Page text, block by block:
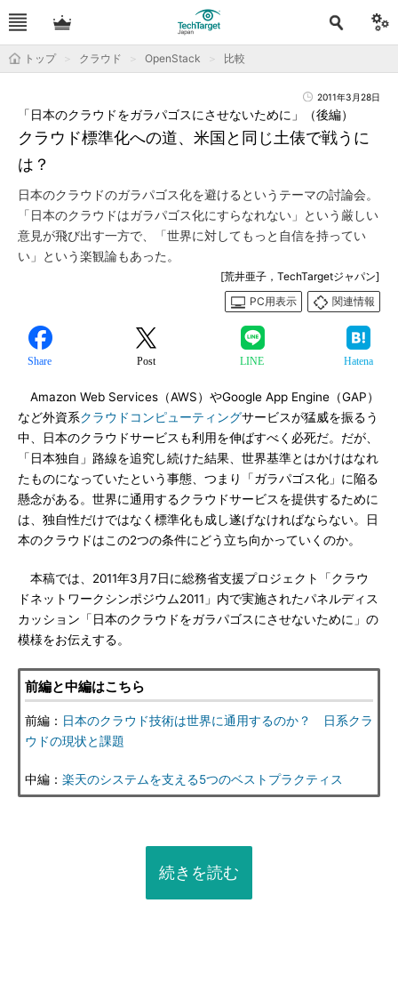
トップ クラウド OpenStack 比較
2011年3月28日
クラウド標準化への道、米国と同じ土俵で戦うに
は？
「日本のクラウドをガラパゴスにさせないために」（後編）
日本のクラウドのガラパゴス化を避けるというテーマの討論会。
「日本のクラウドはガラパゴス化にすらなれない」という厳しい
意見が飛び出す一方で、「世界に対してもっと自信を持ってい
い」という楽観論もあった。
[荒井亜子，TechTargetジャパン]
PC用表示
関連情報
Share Post LINE Hatena
Amazon Web Services（AWS）やGoogle App Engine（GAP）
など外資系クラウドコンピューティングサービスが猛威を振るう
中、日本のクラウドサービスも利用を伸ばすべく必死だ。だが、
「日本独自」路線を追究し続けた結果、世界基準とはかけはなれ
たものになっていたという事態、つまり「ガラパゴス化」に陥る
懸念がある。世界に通用するクラウドサービスを提供するために
は、独自性だけではなく標準化も成し遂げなければならない。日
本のクラウドはこの2つの条件にどう立ち向かっていくのか。
本稿では、2011年3月7日に総務省支援プロジェクト「クラウ
ドネットワークシンポジウム2011」内で実施されたパネルディス
カッション「日本のクラウドをガラパゴスにさせないために」の
模様をお伝えする。
前編と中編はこちら
前編： 日本のクラウド技術は世界に通用するのか？ 日系クラ
ウドの現状と課題
中編： 楽天のシステムを支える5つのベストプラクティス
続きを読む